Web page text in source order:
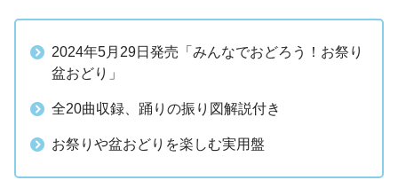
2024年5月29日発売「みんなでおどろう！お祭り
盆おどり」
全20曲収録、踊りの振り図解説付き
お祭りや盆おどりを楽しむ実用盤